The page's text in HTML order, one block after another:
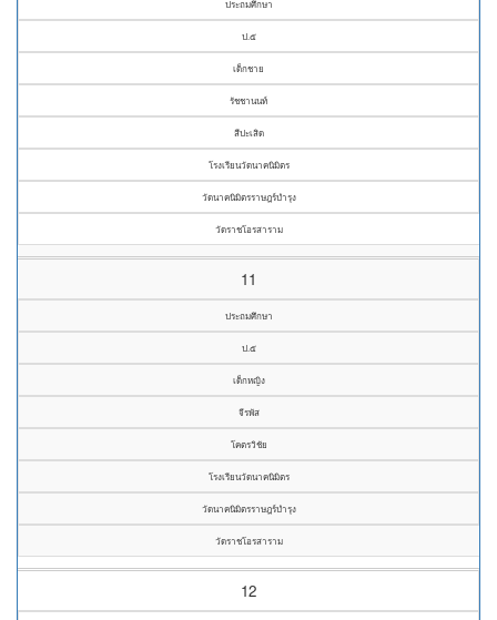
ประถมศึกษา
ป.๕
เด็กชาย
รัชชานนท์
สีปะเสิด
โรงเรียนวัดนาคนิมิตร
วัดนาคนิมิตรราษฎร์บำรุง
วัดราชโอรสาราม
11
ประถมศึกษา
ป.๕
เด็กหญิง
จีรพัส
โคตรวิชัย
โรงเรียนวัดนาคนิมิตร
วัดนาคนิมิตรราษฎร์บำรุง
วัดราชโอรสาราม
12